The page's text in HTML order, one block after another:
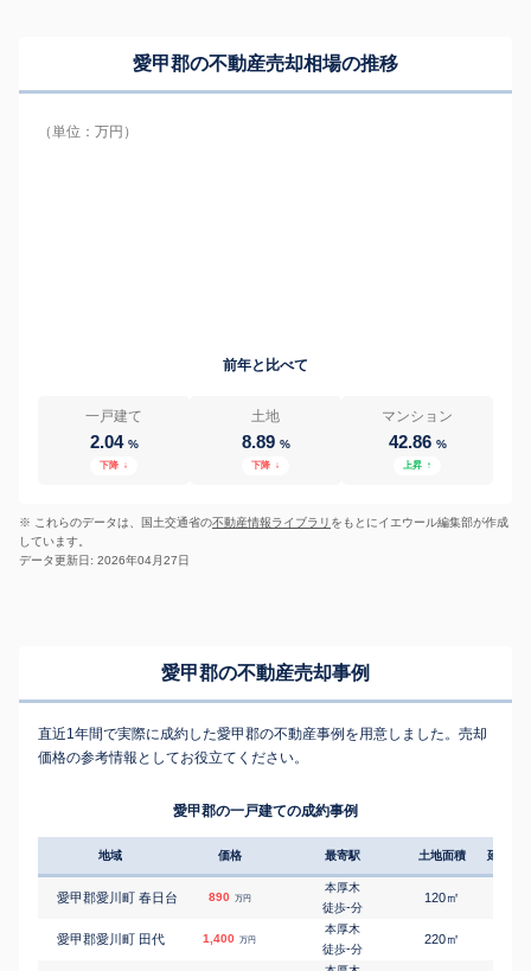
愛甲郡の不動産売却相場の推移
（単位：万円）
前年と比べて
一戸建て
2.04 %
下降 ↓
土地
8.89 %
下降 ↓
マンション
42.86 %
上昇 ↑
※ これらのデータは、国土交通省の不動産情報ライブラリ をもとにイエウール編集部が作成
しています。
データ更新日: 2026年04月27日
愛甲郡の不動産売却事例
直近1年間で実際に成約した愛甲郡の不動産事例を用意しました。売却
価格の参考情報としてお役立てください。
愛甲郡の一戸建ての成約事例
地域 価格 最寄駅 土地面積 延床面
愛甲郡愛川町 春日台 890 万円
本厚木
徒歩-分
120㎡
愛甲郡愛川町 田代 1,400 万円
本厚木
徒歩-分
220㎡